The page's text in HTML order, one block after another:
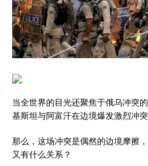
当全世界的目光还聚焦于俄乌冲突
基斯坦与阿富汗在边境爆发激烈冲
那么，这场冲突是偶然的边境摩擦
又有什么关系？